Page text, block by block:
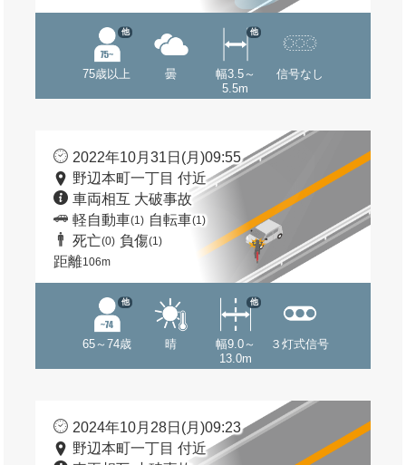
75歳以上
他
曇
幅3.5～
5.5m
他
信号なし
2022年10月31日(月)09:55
野辺本町一丁目 付近
車両相互 大破事故
軽自動車(1) 自転車(1)
死亡(0) 負傷(1)
距離106m
65～74歳
他
晴
幅9.0～
13.0m
他
３灯式信号
2024年10月28日(月)09:23
野辺本町一丁目 付近